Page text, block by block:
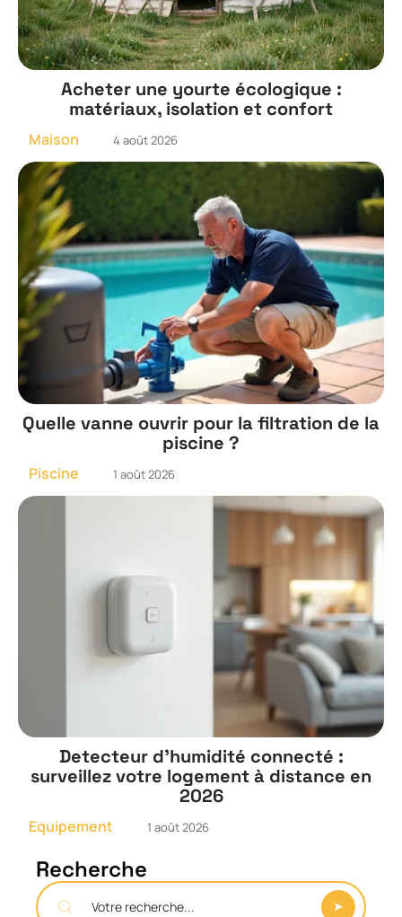
Acheter une yourte écologique :
matériaux, isolation et confort
Maison 4 août 2026
Quelle vanne ouvrir pour la filtration de la
piscine ?
Piscine 1 août 2026
Detecteur d’humidité connecté :
surveillez votre logement à distance en
2026
Equipement 1 août 2026
Recherche